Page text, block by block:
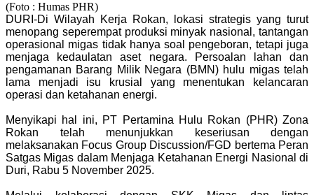
(Foto : Humas PHR)
DURI-Di Wilayah Kerja Rokan, lokasi strategis yang turut
menopang seperempat produksi minyak nasional, tantangan
operasional migas tidak hanya soal pengeboran, tetapi juga
menjaga kedaulatan aset negara. Persoalan lahan dan
pengamanan Barang Milik Negara (BMN) hulu migas telah
lama menjadi isu krusial yang menentukan kelancaran
operasi dan ketahanan energi.
Menyikapi hal ini, PT Pertamina Hulu Rokan (PHR) Zona
Rokan telah menunjukkan keseriusan dengan
melaksanakan Focus Group Discussion/FGD bertema Peran
Satgas Migas dalam Menjaga Ketahanan Energi Nasional di
Duri, Rabu 5 November 2025.